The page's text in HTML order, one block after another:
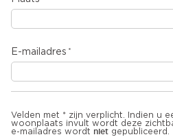
E-mailadres
Velden met * zijn verplicht. Indien u
woonplaats invult wordt deze
e-mailadres wordt niet gepubliceerd.